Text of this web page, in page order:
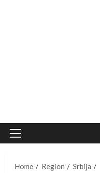
Primary
Home
Region
Srbija